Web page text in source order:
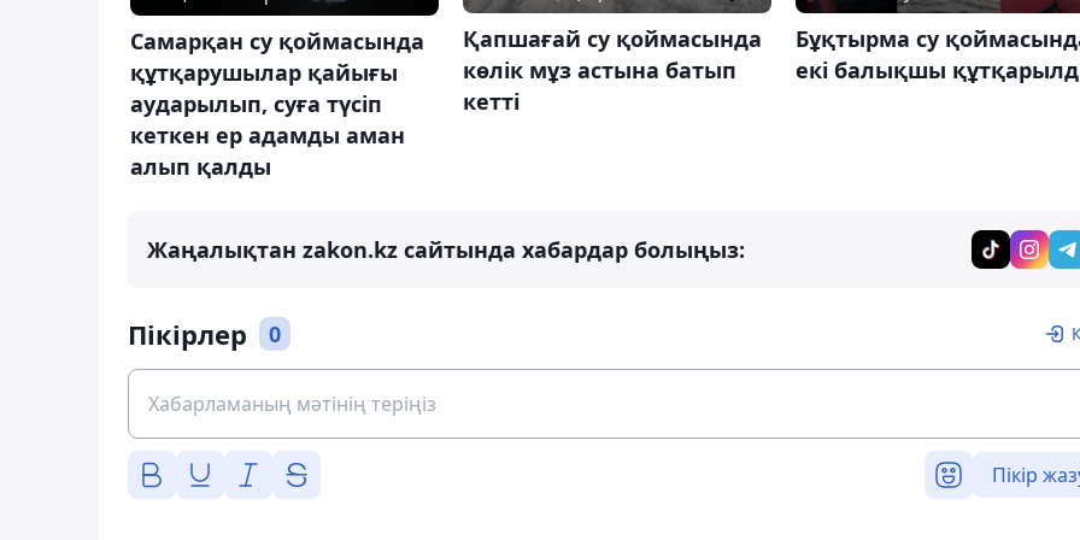
Самарқан су қоймасында
құтқарушылар қайығы
аударылып, суға түсіп
кеткен ер адамды аман
алып қалды
Қапшағай су қоймасында
көлік мұз астына батып
кетті
Бұқтырма су
екі балықшы
Жаңалықтан zakon.kz сайтында хабардар болыңыз:
Пікірлер 0
Пікір